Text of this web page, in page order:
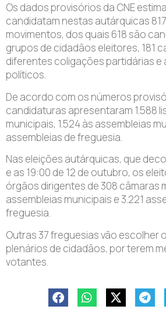
Os dados provisórios da CNE
candidatam nestas autárquicas
movimentos, dos quais 618 são
grupos de cidadãos eleitores, 181
diferentes coligações partidárias e
políticos.
De acordo com os números
candidaturas apresentaram 1.588
municipais, 1.524 às assembleias
assembleias de freguesia.
Nas eleições autárquicas, que
e as 19:00 de 12 de outubro, os
órgãos dirigentes de 308 câmaras
assembleias municipais e 3.221
freguesia.
Outras 37 freguesias vão escolher
plenários de cidadãos, por terem
votantes.